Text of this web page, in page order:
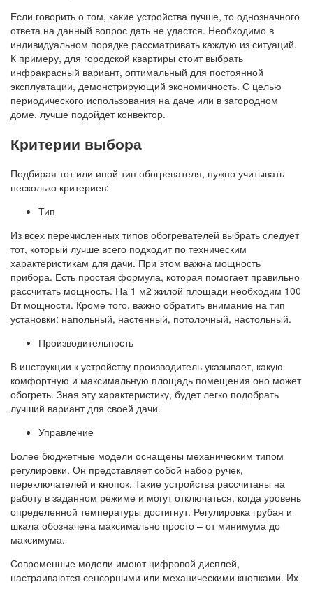
Если говорить о том, какие устройства лучше, то однозначного
ответа на данный вопрос дать не удастся. Необходимо в
индивидуальном порядке рассматривать каждую из ситуаций.
К примеру, для городской квартиры стоит выбрать
инфракрасный вариант, оптимальный для постоянной
эксплуатации, демонстрирующий экономичность. С целью
периодического использования на даче или в загородном
доме, лучше подойдет конвектор.
Критерии выбора
Подбирая тот или иной тип обогревателя, нужно учитывать
несколько критериев:
Тип
Из всех перечисленных типов обогревателей выбрать следует
тот, который лучше всего подходит по техническим
характеристикам для дачи. При этом важна мощность
прибора. Есть простая формула, которая помогает правильно
рассчитать мощность. На 1 м2 жилой площади необходим 100
Вт мощности. Кроме того, важно обратить внимание на тип
установки: напольный, настенный, потолочный, настольный.
Производительность
В инструкции к устройству производитель указывает, какую
комфортную и максимальную площадь помещения оно может
обогреть. Зная эту характеристику, будет легко подобрать
лучший вариант для своей дачи.
Управление
Более бюджетные модели оснащены механическим типом
регулировки. Он представляет собой набор ручек,
переключателей и кнопок. Такие устройства рассчитаны на
работу в заданном режиме и могут отключаться, когда уровень
определенной температуры достигнут. Регулировка грубая и
шкала обозначена максимально просто – от минимума до
максимума.
Современные модели имеют цифровой дисплей,
настраиваются сенсорными или механическими кнопками. Их